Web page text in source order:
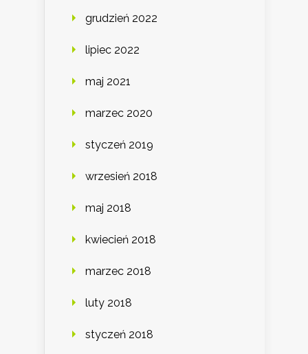
grudzień 2022
lipiec 2022
maj 2021
marzec 2020
styczeń 2019
wrzesień 2018
maj 2018
kwiecień 2018
marzec 2018
luty 2018
styczeń 2018